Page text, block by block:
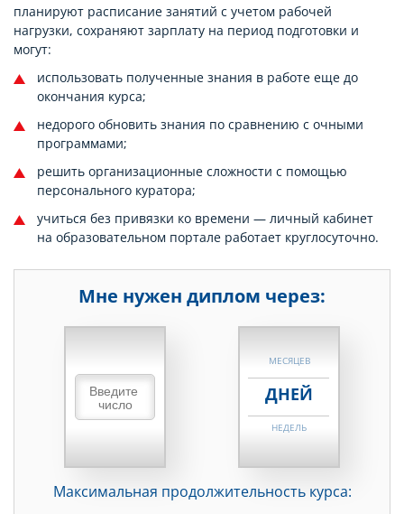
планируют расписание занятий с учетом рабочей
нагрузки, сохраняют зарплату на период подготовки и
могут:
использовать полученные знания в работе еще до
окончания курса;
недорого обновить знания по сравнению с очными
программами;
решить организационные сложности с помощью
персонального куратора;
учиться без привязки ко времени — личный кабинет
на образовательном портале работает круглосуточно.
Мне нужен диплом через:
НЕДЕЛЬ
МЕСЯЦЕВ
ДНЕЙ
НЕДЕЛЬ
ДНЕЙ
Максимальная продолжительность курса: